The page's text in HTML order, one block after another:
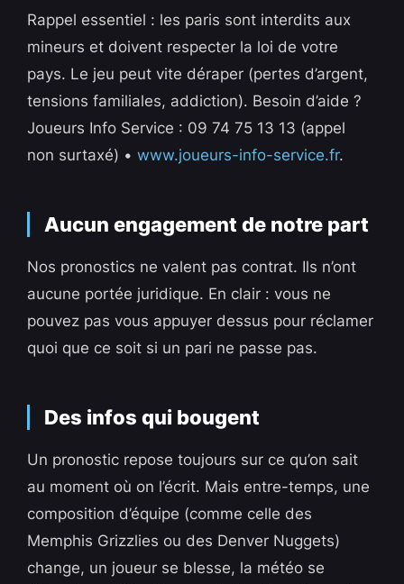
Rappel essentiel : les paris sont interdits aux
mineurs et doivent respecter la loi de votre
pays. Le jeu peut vite déraper (pertes d’argent,
tensions familiales, addiction). Besoin d’aide ?
Joueurs Info Service : 09 74 75 13 13 (appel
non surtaxé) •www.joueurs-info-service.fr.
Aucun engagement de notre part
Nos pronostics ne valent pas contrat. Ils n’ont
aucune portée juridique. En clair : vous ne
pouvez pas vous appuyer dessus pour réclamer
quoi que ce soit si un pari ne passe pas.
Des infos qui bougent
Un pronostic repose toujours sur ce qu’on sait
au moment où on l’écrit. Mais entre-temps, une
composition d’équipe (comme celle des
Memphis Grizzlies ou des Denver Nuggets)
change, un joueur se blesse, la météo se